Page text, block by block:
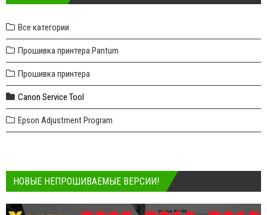
Все категории
Прошивка принтера Pantum
Прошивка принтера
Canon Service Tool
Epson Adjustment Program
НОВЫЕ НЕПРОШИВАЕМЫЕ ВЕРСИИ!